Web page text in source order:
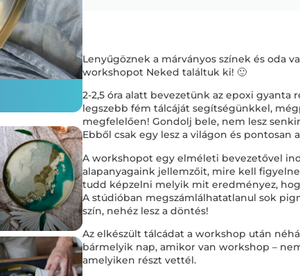
Lenyűgöznek a márványos színek és oda
workshopot Neked találtuk ki! 🙂
2-2,5 óra alatt bevezetünk az epoxi
legszebb fém tálcáját segítségünkkel,
megfelelően! Gondolj bele, nem lesz
Ebből csak egy lesz a világon és pontosan
A workshopot egy elméleti bevezetővel
alapanyagaink jellemzőit, mire kell
tudd képzelni melyik mit eredményez,
A stúdióban megszámlálhatatlanul sok
szín, nehéz lesz a döntés!
Az elkészült tálcádat a workshop után
bármelyik nap, amikor van workshop –
amelyiken részt vettél.